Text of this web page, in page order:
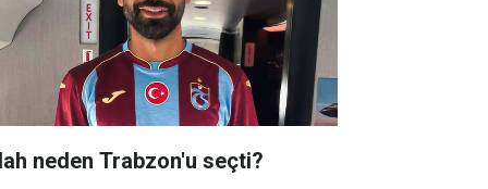
neden Trabzon'u seçti?